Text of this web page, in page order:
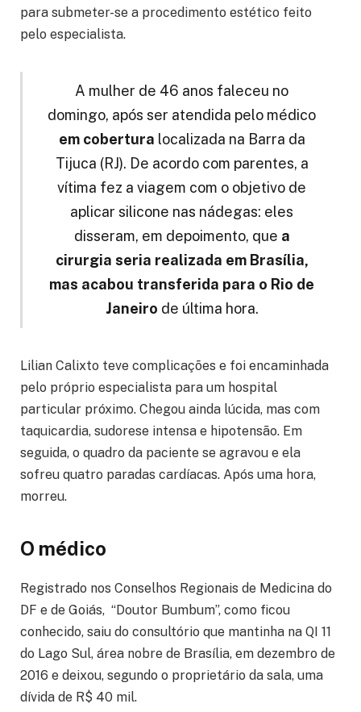
para submeter-se a procedimento estético feito
pelo especialista.
A mulher de 46 anos faleceu no
domingo, após ser atendida pelo médico
em cobertura localizada na Barra da
Tijuca (RJ). De acordo com parentes, a
vítima fez a viagem com o objetivo de
aplicar silicone nas nádegas: eles
disseram, em depoimento, que a
cirurgia seria realizada em Brasília,
mas acabou transferida para o Rio de
Janeiro de última hora.
Lilian Calixto teve complicações e foi encaminhada
pelo próprio especialista para um hospital
particular próximo. Chegou ainda lúcida, mas com
taquicardia, sudorese intensa e hipotensão. Em
seguida, o quadro da paciente se agravou e ela
sofreu quatro paradas cardíacas. Após uma hora,
morreu.
O médico
Registrado nos Conselhos Regionais de Medicina do
DF e de Goiás, “Doutor Bumbum”, como ficou
conhecido, saiu do consultório que mantinha na QI 11
do Lago Sul, área nobre de Brasília, em dezembro de
2016 e deixou, segundo o proprietário da sala, uma
dívida de R$ 40 mil.